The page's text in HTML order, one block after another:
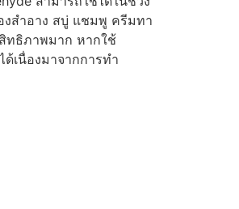
สำอาง สบู่ แชมพู ครีมทา
ทธิภาพมาก หากใช้
เนื่องมาจากการทำ